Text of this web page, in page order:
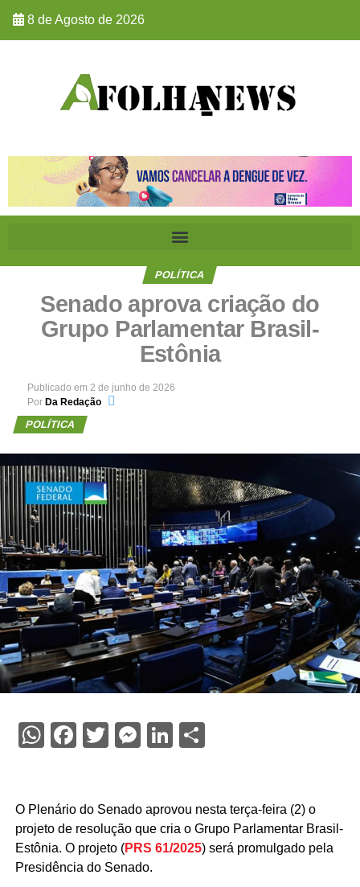
8 de Agosto de 2026
POLÍTICA
Senado aprova criação do
Grupo Parlamentar Brasil-
Estônia
Publicado em 2 de junho de 2026
Por Da Redação
POLÍTICA
WhatsApp
Facebook
TwitterMessenger
LinkedIn
O Plenário do Senado aprovou nesta terça-feira (2) o
projeto de resolução que cria o Grupo Parlamentar Brasil-
Estônia. O projeto (PRS 61/2025) será promulgado pela
Presidência do Senado.